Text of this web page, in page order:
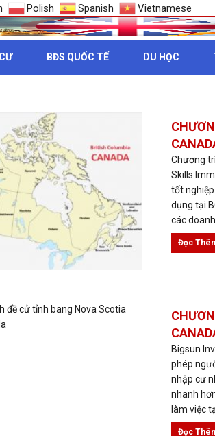
Polish Spanish Vietnamese
BĐS QUỐC TẾ DU HỌC
Chương
Skills
tốt
dụng tại
các
Đọc
Bigsun
phép
nhập cư
nhanh
làm việc
Đọc